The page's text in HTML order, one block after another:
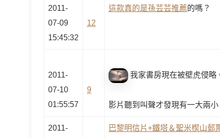
2011-
07-09
15:45:32
12
這款真的是孫芸芸推薦的嗎？
2011-
07-10
01:55:57
9
我家書房現在被壁虎侵略
影片聽到叫聲才發現有一大兩
2011-
巴黎明信片+鐵塔＆聖米楔山郵